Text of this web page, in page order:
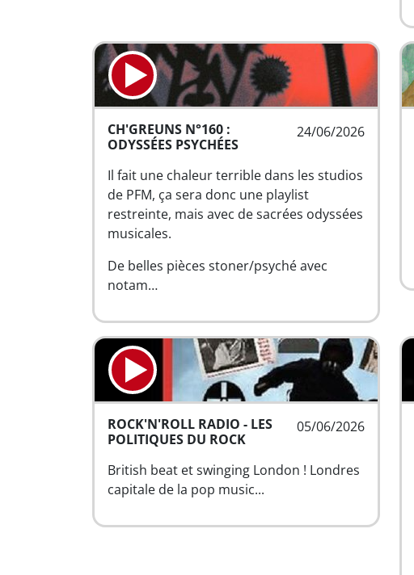
24/06/2026
CH'GREUNS N°160 :
ODYSSÉES PSYCHÉES
Il fait une chaleur terrible dans les studios
de PFM, ça sera donc une playlist
restreinte, mais avec de sacrées odyssées
musicales.
De belles pièces stoner/psyché avec
notam…
05/06/2026
ROCK'N'ROLL RADIO - LES
POLITIQUES DU ROCK
British beat et swinging London ! Londres
capitale de la pop music...